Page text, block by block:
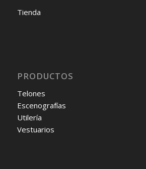
Tienda
PRODUCTOS
Telones
Escenografías
Utilería
Vestuarios